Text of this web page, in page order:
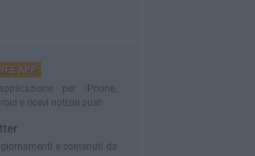
APP
per iPhone,
e ricevi notizie push
e contenuti da